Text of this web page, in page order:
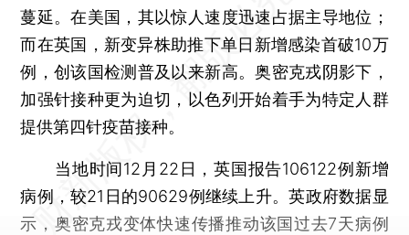
蔓延。在美国，其以惊人速度迅速占据主导地位；
而在英国，新变异株助推下单日新增感染首破10万
例，创该国检测普及以来新高。奥密克戎阴影下，
加强针接种更为迫切，以色列开始着手为特定人群
提供第四针疫苗接种。
当地时间12月22日，英国报告106122例新增
病例，较21日的90629例继续上升。英政府数据显
示，奥密克戎变体快速传播推动该国过去7天病例